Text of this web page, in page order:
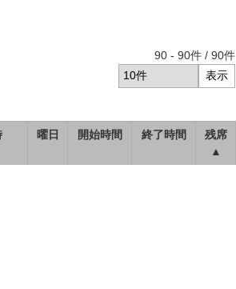
90 - 90件 / 90件
曜日 開始時間 終了時間
残席
▲